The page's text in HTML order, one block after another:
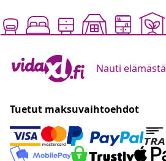
Nauti
Tuetut maksuvaihtoehdot